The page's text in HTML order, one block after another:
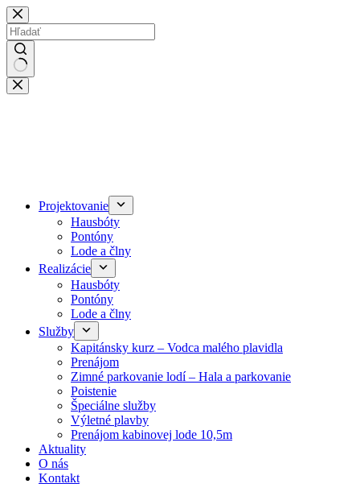
Skip
to
content
No
results
Projektovanie
Hausbóty
Pontóny
Lode a člny
Realizácie
Hausbóty
Pontóny
Lode a člny
Služby
Kapitánsky kurz – Vodca malého plavidla
Prenájom
Zimné parkovanie lodí – Hala a parkovanie
Poistenie
Špeciálne služby
Výletné plavby
Prenájom kabinovej lode 10,5m
Aktuality
O nás
Kontakt